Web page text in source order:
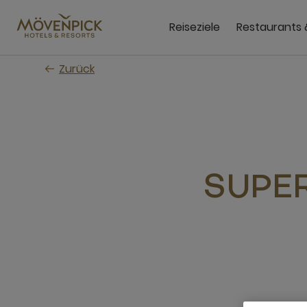
Hauptinhalt
wechseln
Reiseziele Restaurants
Zurück